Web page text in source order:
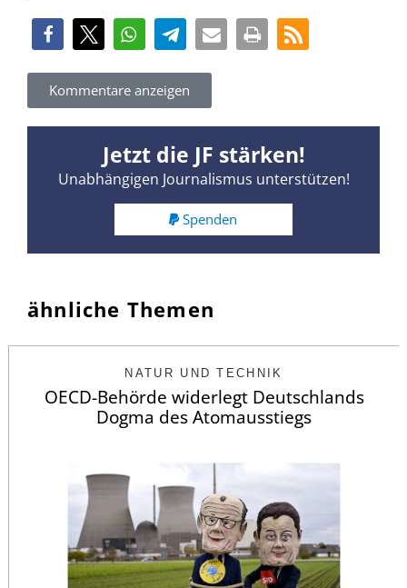
Kommentare anzeigen
Jetzt die JF stärken!
Unabhängigen Journalismus unterstützen!
Spenden
ähnliche Themen
NATUR UND TECHNIK
OECD-Behörde widerlegt Deutschlands
Dogma des Atomausstiegs